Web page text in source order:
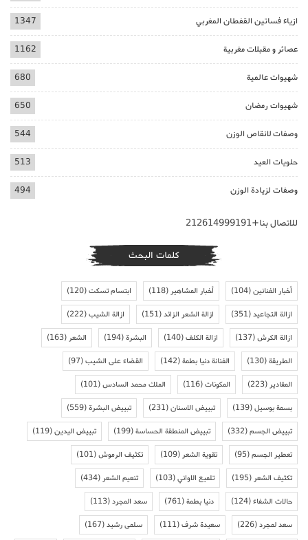
ازياء فساتين القفطان المغربي 1347
عصائر و مقبلات مغربية 1162
شهيوات عالمية 680
شهيوات رمضان 650
وصفات لانقاص الوزن 544
حلويات العيد 513
وصفات لزيادة الوزن 494
للاتصال بنا+212614999191
كلمات البحث
أخبار الفنانين(104) أخبار المشاهير(118) ابتسام تسكت(120)
ازالة التجاعيد(351) ازالة الشعر الزائد(151) ازالة الشيب(222)
ازالة الكرش(137) ازالة الكلف(140) البشرة(194) الشعر(163)
الطريقة(130) الفنانة دنيا بطمة(142) القضاء على الشيب(97)
المقادير(223) المكونات(116) الملك محمد السادس(101)
بسمة بوسيل(139) تبييض الاسنان(231) تبييض البشرة(559)
تبييض الجسم(332) تبييض المنطقة الحساسة(199) تبييض اليدين(119)
تعطير الجسم(95) تقوية الشعر(109) تكثيف الرموش(101)
تكثيف الشعر(195) تلميع الاواني(103) تنعيم الشعر(434)
حالات الشفاء(124) دنيا بطمة(761) سعد المجرد(113)
سعد لمجرد(226) سعيدة شرف(111) سلمى رشيد(167)